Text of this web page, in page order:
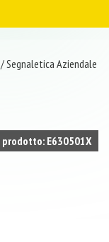
/Segnaletica Aziendale
prodotto: E630501X